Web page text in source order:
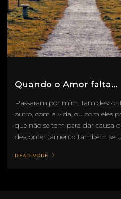
Quando o Amor falta...
Passaram por mim. Iam
outro, com a vida, ou com eles
que não se tem para dar causa
descontentamento.Também se
READ MORE